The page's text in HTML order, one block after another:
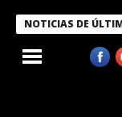
NOTICIAS DE
a miembros